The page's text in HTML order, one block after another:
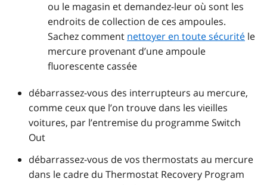
ou le magasin et demandez-leur où sont les
endroits de collection de ces ampoules.
Sachez comment nettoyer en toute sécurité le
mercure provenant d’une ampoule
fluorescente cassée
débarrassez-vous des interrupteurs au mercure,
comme ceux que l’on trouve dans les vieilles
voitures, par l’entremise du programme Switch
Out
débarrassez-vous de vos thermostats au mercure
dans le cadre du Thermostat Recovery Program